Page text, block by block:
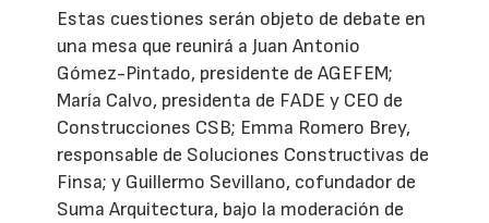
Estas cuestiones serán objeto de debate en
una mesa que reunirá a Juan Antonio
Gómez-Pintado, presidente de AGEFEM;
María Calvo, presidenta de FADE y CEO de
Construcciones CSB; Emma Romero Brey,
responsable de Soluciones Constructivas de
Finsa; y Guillermo Sevillano, cofundador de
Suma Arquitectura, bajo la moderación de